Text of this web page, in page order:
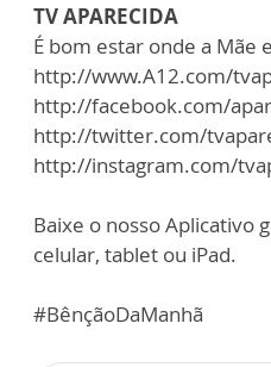
TV APARECIDA
É bom estar onde a Mãe
http://www.A12.com/
http://facebook.com/
http://twitter.com/
http://instagram.com/
Baixe o nosso Aplicativo
celular, tablet ou iPad.
#BênçãoDaManhã